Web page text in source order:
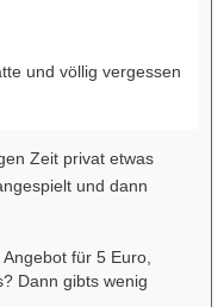
und völlig vergessen
Zeit privat etwas
und dann
für 5 Euro,
Dann gibts wenig